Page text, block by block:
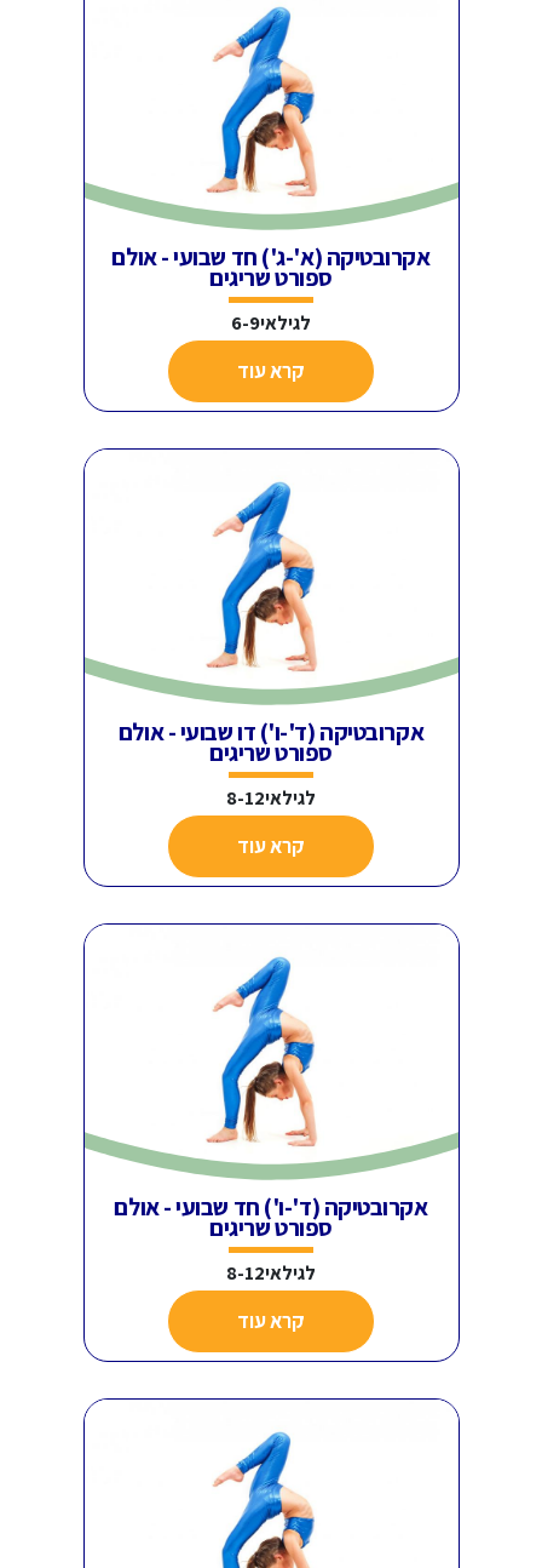
אקרובטיקה (א'-ג') חד שבועי - אולם
ספורט שריגים
לגילאי6-9
קרא עוד
אקרובטיקה (ד'-ו') דו שבועי - אולם
ספורט שריגים
לגילאי8-12
קרא עוד
אקרובטיקה (ד'-ו') חד שבועי - אולם
ספורט שריגים
לגילאי8-12
קרא עוד